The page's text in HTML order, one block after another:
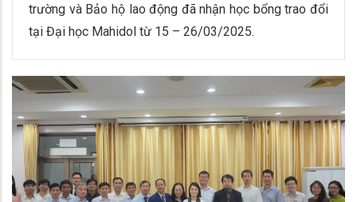
trường và Bảo hộ lao động đã nhận học bổng trao đổi
tại Đại học Mahidol từ 15 – 26/03/2025.